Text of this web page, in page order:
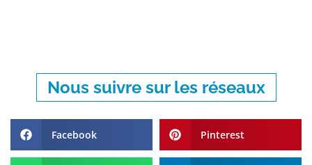
Nous suivre sur les réseaux
Facebook Pinterest